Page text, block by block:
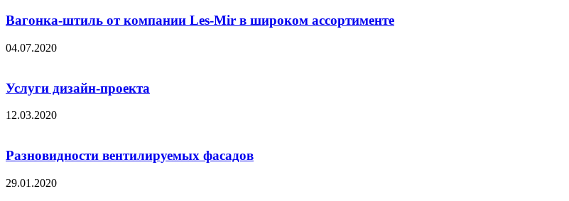
Вагонка-штиль от компании Les-Mir в широком ассортименте
04.07.2020
Услуги дизайн-проекта
12.03.2020
Разновидности вентилируемых фасадов
29.01.2020